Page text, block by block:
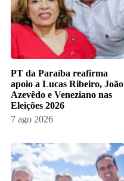
PT da Paraíba reafirma
apoio a Lucas Ribeiro, João
Azevêdo e Veneziano nas
Eleições 2026
7 ago 2026